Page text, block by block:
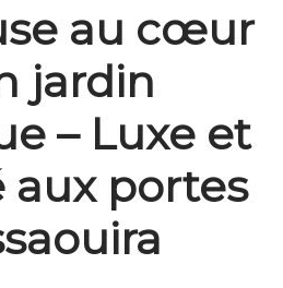
au cœur
jardin
– Luxe et
aux portes